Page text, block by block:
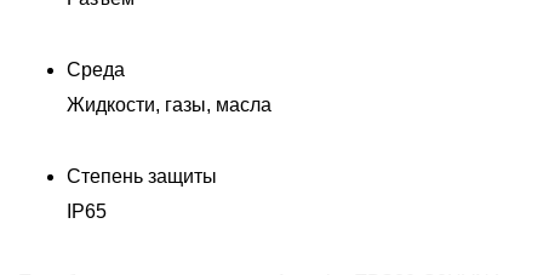
Среда
Жидкости, газы, масла
Степень защиты
IP65